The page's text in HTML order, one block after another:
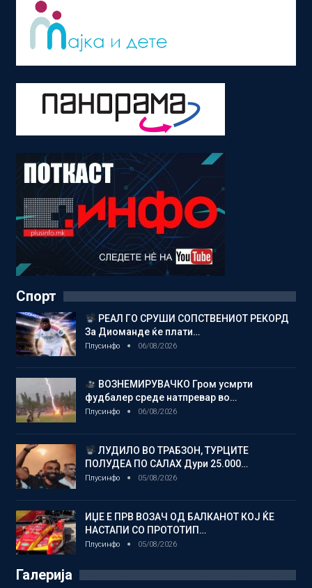
Спорт
РЕАЛ ГО СРУШИ СОПСТВЕНИОТ РЕКОРД
За Диоманде ќе плати…
Плусинфо 06/08/2026
ВОЗНЕМИРУВАЧКО Гром усмрти
фудбалер среде натпревар во…
Плусинфо 06/08/2026
ЛУДИЛО ВО ТРАБЗОН, ТУРЦИТЕ
ПОЛУДЕА ПО САЛАХ Дури 25.000…
Плусинфо 05/08/2026
ИЏЕ Е ПРВ ВОЗАЧ ОД БАЛКАНОТ КОЈ ЌЕ
НАСТАПИ СО ПРОТОТИП…
Плусинфо 05/08/2026
Галерија